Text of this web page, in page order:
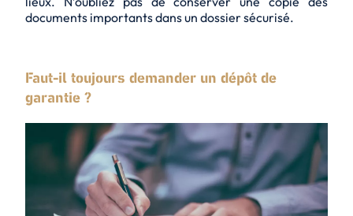
documents importants dans un dossier sécurisé.
Faut-il toujours demander un dépôt de
garantie ?